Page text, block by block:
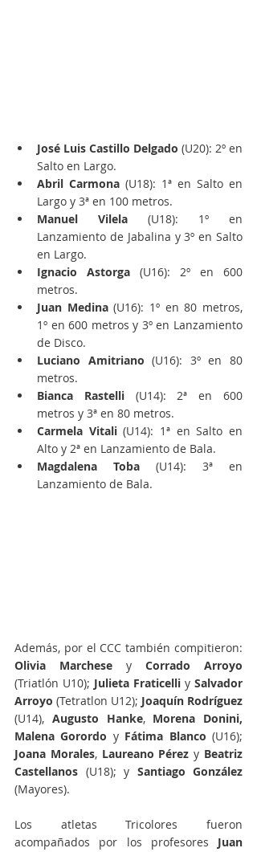
José Luis Castillo Delgado (U20): 2º en
Salto en Largo.
Abril Carmona (U18): 1ª en Salto en
Largo y 3ª en 100 metros.
Manuel Vilela (U18): 1º en
Lanzamiento de Jabalina y 3º en Salto
en Largo.
Ignacio Astorga (U16): 2º en 600
metros.
Juan Medina (U16): 1º en 80 metros,
1º en 600 metros y 3º en Lanzamiento
de Disco.
Luciano Amitriano (U16): 3º en 80
metros.
Bianca Rastelli (U14): 2ª en 600
metros y 3ª en 80 metros.
Carmela Vitali (U14): 1ª en Salto en
Alto y 2ª en Lanzamiento de Bala.
Magdalena Toba (U14): 3ª en
Lanzamiento de Bala.
Olivia Marchese y Corrado Arroyo
(Triatlón U10); Julieta Fraticelli y Salvador
Arroyo (Tetratlon U12); Joaquín Rodríguez
(U14), Augusto Hanke, Morena Donini,
Malena Gorordo y Fátima Blanco
Joana Morales, Laureano Pérez y Beatriz
Castellanos (U18); y Santiago González
(Mayores).
Los atletas Tricolores fueron
acompañados por los profesores Juan